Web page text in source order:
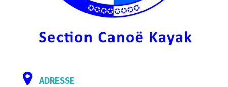
ADRESSE